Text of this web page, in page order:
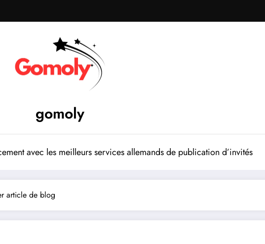
gomoly
avec les meilleurs services allemands de publication d’invités
article de blog